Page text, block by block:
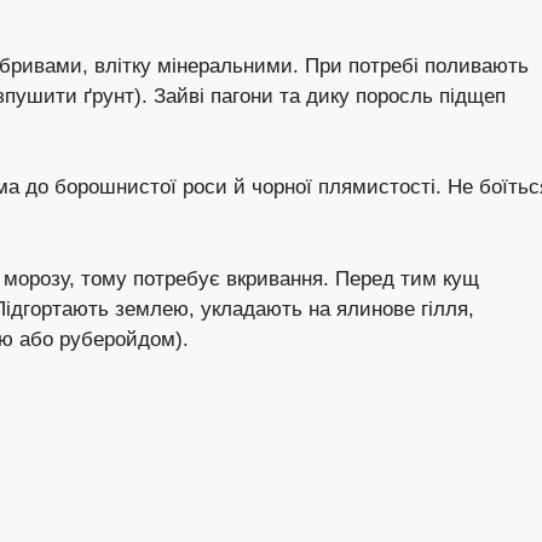
влітку мінеральними. При потребі поливають
ґрунт). Зайві пагони та дику поросль підщеп
до борошнистої роси й чорної плямистості. Не
тому потребує вкривання. Перед тим кущ
землею, укладають на ялинове гілля,
або руберойдом).